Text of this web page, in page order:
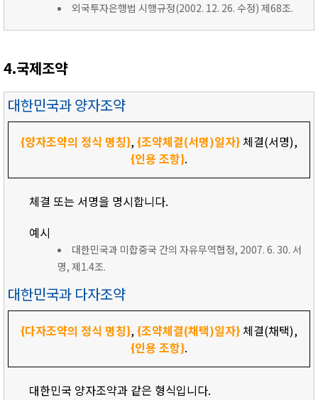
외국투자은행법 시행규정(2002. 12. 26. 수정) 제68조.
4.국제조약
대한민국과 양자조약
{양자조약의 정식 명칭},{조약체결(서명)일자} 체결(서명),
{인용 조항}.
체결 또는 서명을 명시합니다.
예시
대한민국과 미합중국 간의 자유무역협정, 2007. 6. 30. 서
명, 제1.4조.
대한민국과 다자조약
{다자조약의 정식 명칭},{조약체결(채택)일자} 체결(채택),
{인용 조항}.
대한민국 양자조약과 같은 형식입니다.